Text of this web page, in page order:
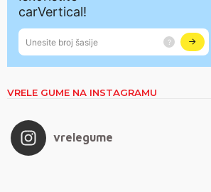
VRELE GUME NA INSTAGRAMU
vrelegume